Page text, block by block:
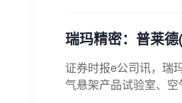
瑞玛精密：普莱
证券时报e公司讯，瑞
气悬架产品试验室、